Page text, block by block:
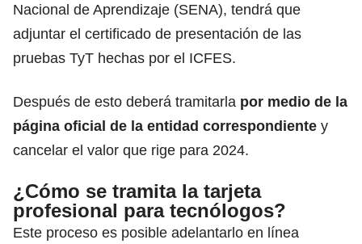
Nacional de Aprendizaje (SENA), tendrá que
adjuntar el certificado de presentación de las
pruebas TyT hechas por el ICFES.
Después de esto deberá tramitarla por medio de la
página oficial de la entidad correspondiente y
cancelar el valor que rige para 2024.
¿Cómo se tramita la tarjeta
profesional para tecnólogos?
Este proceso es posible adelantarlo en línea